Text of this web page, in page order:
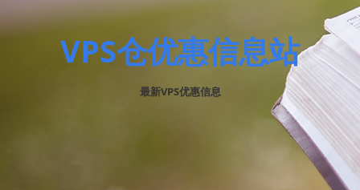
VPS仓优惠信息站
最新VPS优惠信息